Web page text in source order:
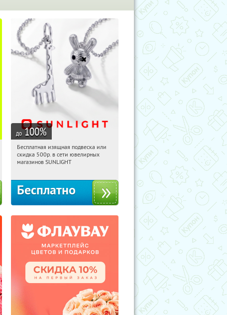
до 100%
15:51:00 Получили:
Россия
Бесплатная изящная подвеска или
скидка 500р. в сети ювелирных
магазинов SUNLIGHT
Бесплатно